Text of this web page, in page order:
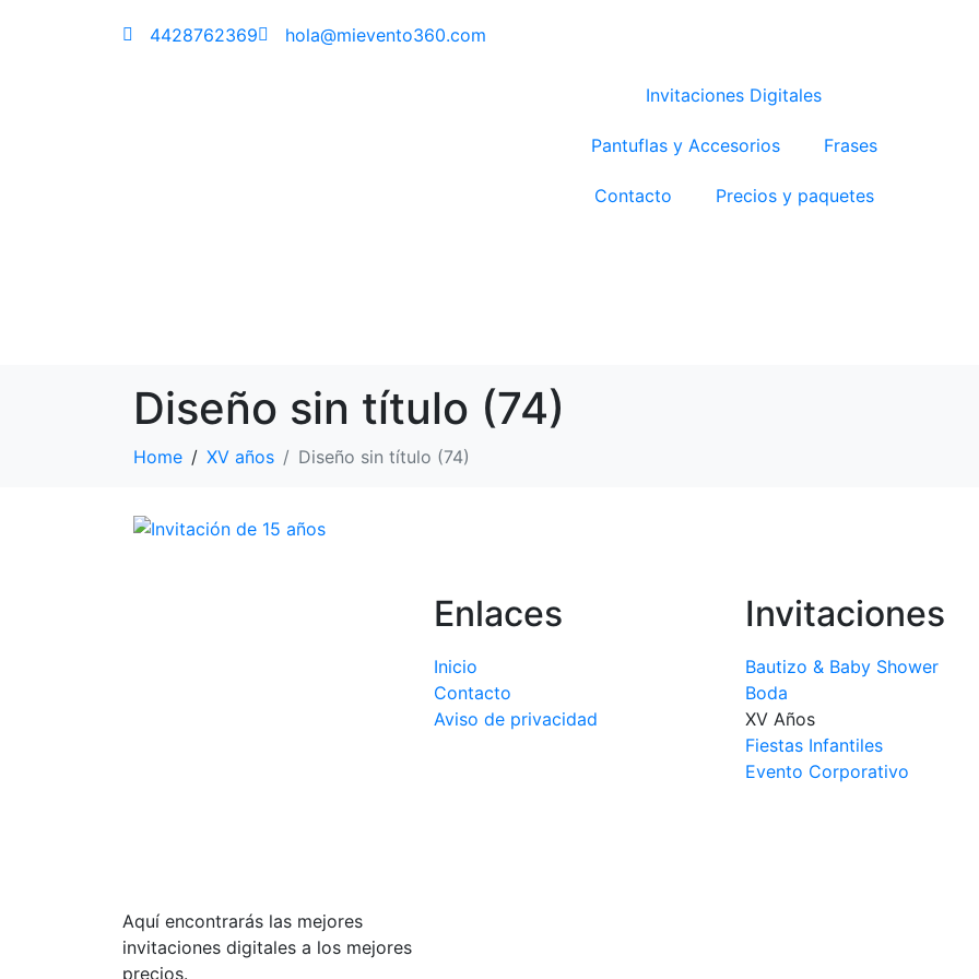
4428762369 hola@mievento360.com
Invitaciones Digitales
Pantuflas y Accesorios Frases
Contacto Precios y paquetes
Diseño sin título (74)
Home XV años Diseño sin título (74)
Aquí encontrarás las mejores
invitaciones digitales a los mejores
precios.
Enlaces
Inicio
Contacto
Aviso de privacidad
Invitaciones
Bautizo & Baby Shower
Boda
XV Años
Fiestas Infantiles
Evento Corporativo